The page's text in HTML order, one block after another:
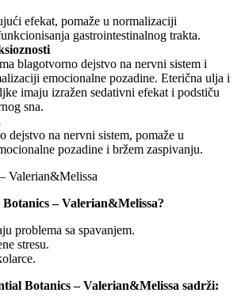
efekat, pomaže u normalizaciji
gastrointestinalnog trakta.
blagotvorno dejstvo na nervni sistem i
emocionalne pozadine. Eterična ulja i
imaju izražen sedativni efekat i podstiču
sna.
dejstvo na nervni sistem, pomaže u
pozadine i bržem zaspivanju.
– Valerian&Melissa?
problema sa spavanjem.
stresu.
Botanics – Valerian&Melissa sadrži: